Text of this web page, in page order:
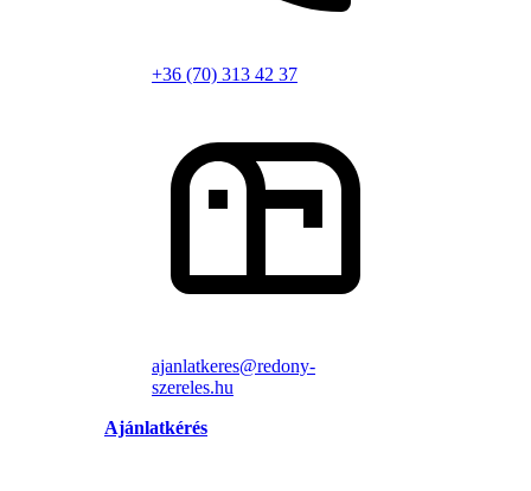
+36 (70) 313 42 37
ajanlatkeres@redony-
szereles.hu
Ajánlatkérés